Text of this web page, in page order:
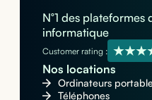
N°1 des plateformes
informatique
Customer rating :
Nos locations
Ordinateurs
Téléphones